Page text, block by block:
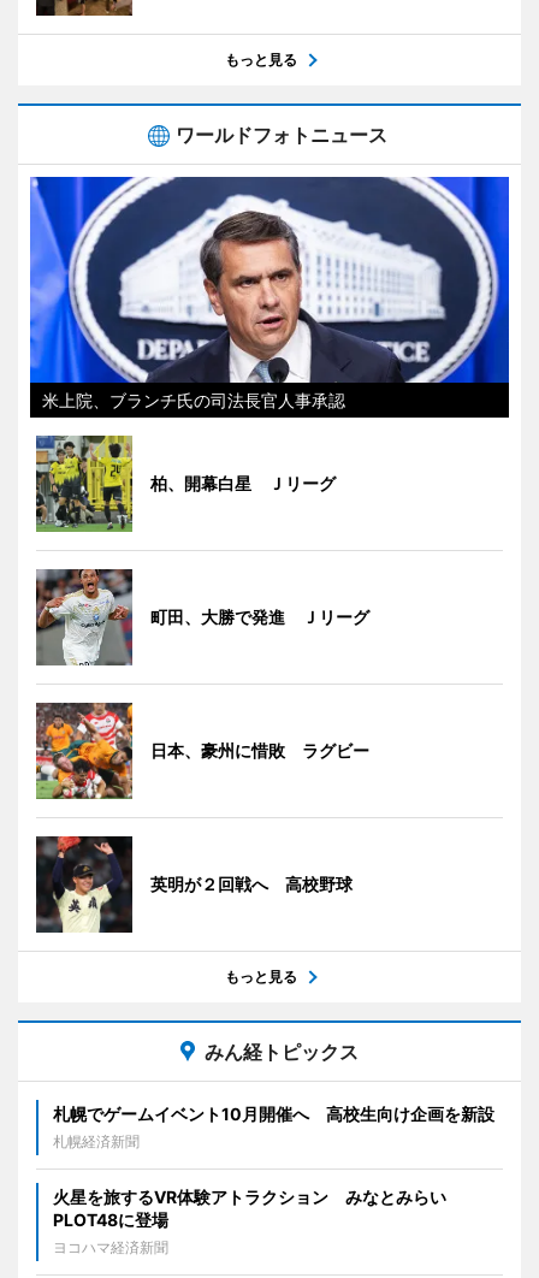
もっと見る
ワールドフォトニュース
米上院、ブランチ氏の司法長官人事承認
柏、開幕白星 Ｊリーグ
町田、大勝で発進 Ｊリーグ
日本、豪州に惜敗 ラグビー
英明が２回戦へ 高校野球
もっと見る
みん経トピックス
札幌でゲームイベント10月開催へ 高校生向け企画を新設
札幌経済新聞
火星を旅するVR体験アトラクション みなとみらい
PLOT48に登場
ヨコハマ経済新聞